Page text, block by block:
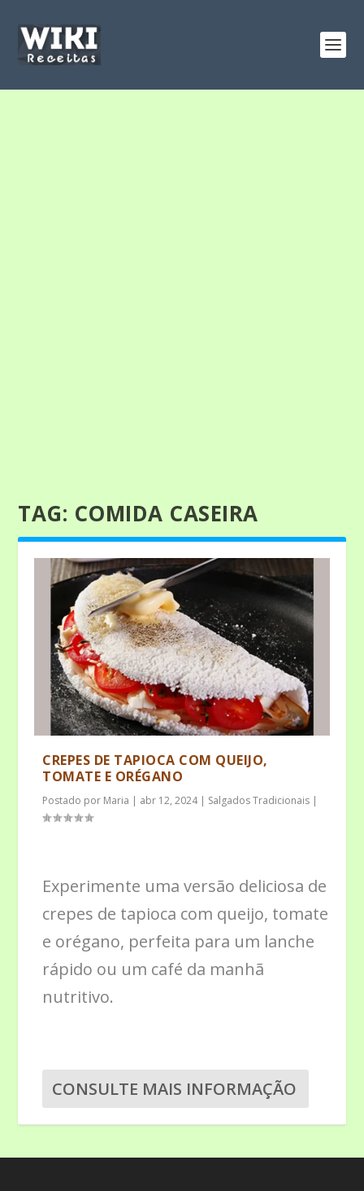
TAG: COMIDA CASEIRA
CREPES DE TAPIOCA COM QUEIJO,
TOMATE E ORÉGANO
Postado por Maria | abr 12, 2024| Salgados Tradicionais |
Experimente uma versão deliciosa de
crepes de tapioca com queijo, tomate
e orégano, perfeita para um lanche
rápido ou um café da manhã
nutritivo.
CONSULTE MAIS INFORMAÇÃO